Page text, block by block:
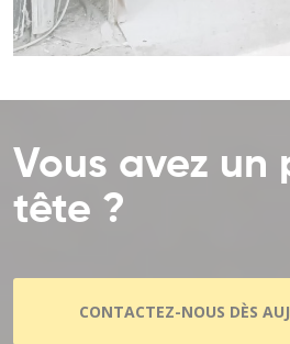
Vous avez un
tête ?
CONTACTEZ-NOUS DÈS